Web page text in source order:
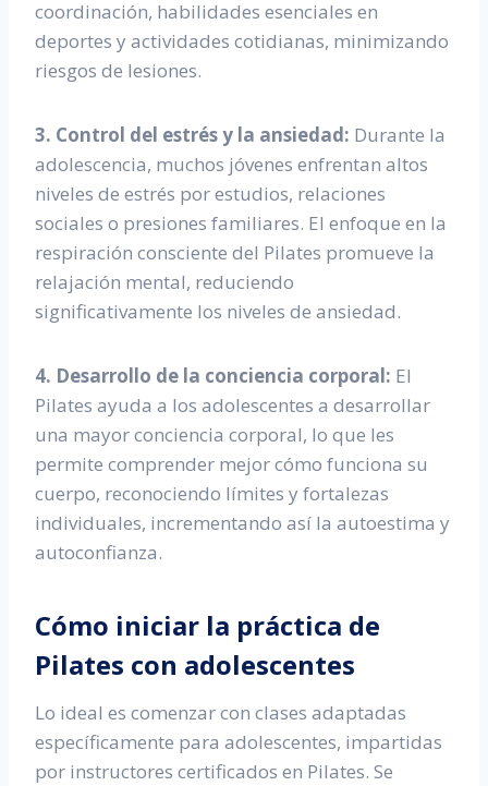
coordinación, habilidades esenciales en
deportes y actividades cotidianas, minimizando
riesgos de lesiones.
3. Control del estrés y la ansiedad: Durante la
adolescencia, muchos jóvenes enfrentan altos
niveles de estrés por estudios, relaciones
sociales o presiones familiares. El enfoque en la
respiración consciente del Pilates promueve la
relajación mental, reduciendo
significativamente los niveles de ansiedad.
4. Desarrollo de la conciencia corporal: El
Pilates ayuda a los adolescentes a desarrollar
una mayor conciencia corporal, lo que les
permite comprender mejor cómo funciona su
cuerpo, reconociendo límites y fortalezas
individuales, incrementando así la autoestima y
autoconfianza.
Cómo iniciar la práctica de
Pilates con adolescentes
Lo ideal es comenzar con clases adaptadas
específicamente para adolescentes, impartidas
por instructores certificados en Pilates. Se